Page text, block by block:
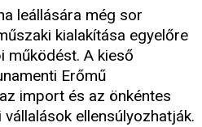
leállására még sor
kialakítása egyelőre
működést. A kieső
Erőmű
import és az önkéntes
ellensúlyozhatják.